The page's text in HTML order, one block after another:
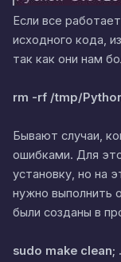
Если все
исходного кода,
так как они нам
rm -rf /tmp/
Бывают случаи,
ошибками. Для
установку, но на
нужно выполнить
были созданы в
sudo make